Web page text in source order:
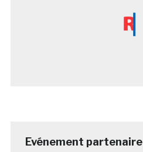
Evénement partenaire